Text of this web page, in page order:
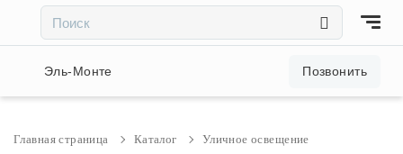
Акции и скидки
Эль-Монте Позвонить
Главная страница Каталог Уличное освещение
××